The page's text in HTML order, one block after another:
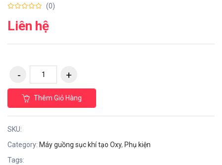
(0)
Liên hệ
Thêm Giỏ Hàng
SKU:
Category: Máy guồng sục khí tạo Oxy, Phụ kiện
Tags: